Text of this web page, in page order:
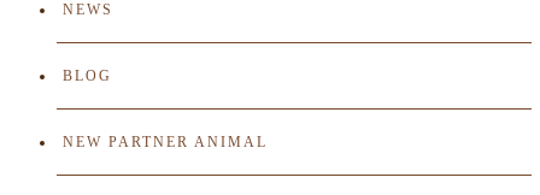
NEWS
BLOG
NEW PARTNER ANIMAL